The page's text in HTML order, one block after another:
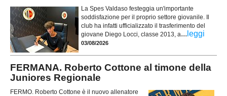
La Spes Valdaso festeggia un'importante
soddisfazione per il proprio settore giovanile. Il
club ha infatti ufficializzato il trasferimento del
giovane Diego Locci, classe 2013, a... leggi
03/08/2026
FERMANA. Roberto Cottone al timone della
Juniores Regionale
FERMO. Roberto Cottone è il nuovo allenatore